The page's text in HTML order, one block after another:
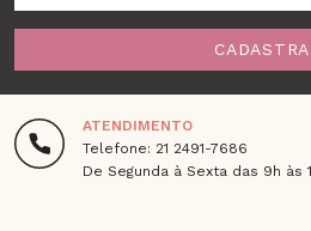
ATENDIMENTO
Telefone: 21 2491-7686
De Segunda à Sexta das 9h às